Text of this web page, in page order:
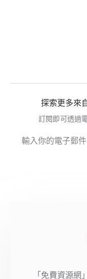
探索更多來
訂閱即可透過
「免費資源網